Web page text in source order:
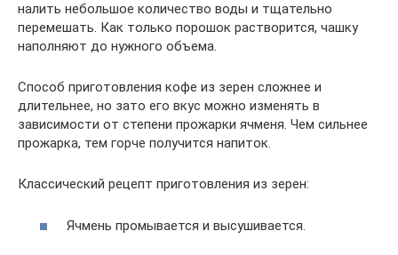
налить небольшое количество воды и тщательно
перемешать. Как только порошок растворится, чашку
наполняют до нужного объема.
Способ приготовления кофе из зерен сложнее и
длительнее, но зато его вкус можно изменять в
зависимости от степени прожарки ячменя. Чем сильнее
прожарка, тем горче получится напиток.
Классический рецепт приготовления из зерен:
Ячмень промывается и высушивается.